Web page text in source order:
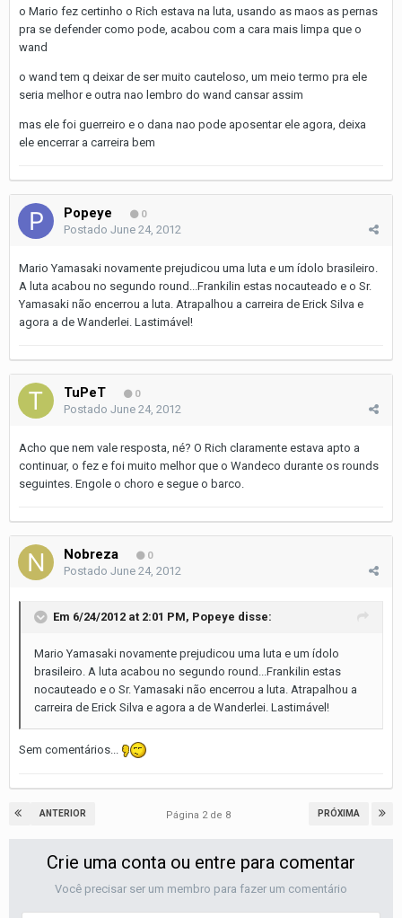
o Mario fez certinho o Rich estava na luta, usando as maos as pernas
pra se defender como pode, acabou com a cara mais limpa que o
wand
o wand tem q deixar de ser muito cauteloso, um meio termo pra ele
seria melhor e outra nao lembro do wand cansar assim
mas ele foi guerreiro e o dana nao pode aposentar ele agora, deixa
ele encerrar a carreira bem
Popeye 0
Postado June 24, 2012
Mario Yamasaki novamente prejudicou uma luta e um ídolo brasileiro.
A luta acabou no segundo round...Frankilin estas nocauteado e o Sr.
Yamasaki não encerrou a luta. Atrapalhou a carreira de Erick Silva e
agora a de Wanderlei. Lastimável!
TuPeT 0
Postado June 24, 2012
Acho que nem vale resposta, né? O Rich claramente estava apto a
continuar, o fez e foi muito melhor que o Wandeco durante os rounds
seguintes. Engole o choro e segue o barco.
Nobreza 0
Postado June 24, 2012
Em 6/24/2012 at 2:01 PM, Popeye disse:
Mario Yamasaki novamente prejudicou uma luta e um ídolo
brasileiro. A luta acabou no segundo round...Frankilin estas
nocauteado e o Sr. Yamasaki não encerrou a luta. Atrapalhou a
carreira de Erick Silva e agora a de Wanderlei. Lastimável!
Sem comentários...
ANTERIOR PRÓXIMA
Página 2 de 8
Crie uma conta ou entre para comentar
Você precisar ser um membro para fazer um comentário